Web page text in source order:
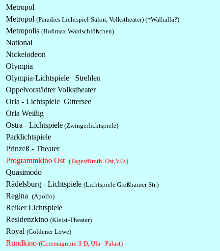
Metropol
Metropol (Paradies Lichtspiel-Salon, Volkstheater) (=Walhalla?)
Metropolis (Bofimax Waldschlößchen)
National
Nickelodeon
Olympia
Olympia-Lichtspiele Strehlen
Oppelvorstädter Volkstheater
Orla - Lichtspiele Gittersee
Orla Weißig
Ostra - Lichtspiele (Zwingerlichtspiele)
Parklichtspiele
Prinzeß - Theater
Programmkino Ost (Tagesfilmth. Ost,V.O.)
Quasimodo
Rädelsburg - Lichtspiele (Lichtspiele Großhainer Str.)
Regina (Apollo)
ReikerLichtspiele
Residenzkino (Kleist-Theater)
Royal (Goldener Löwe)
Rundkino (Cinemagnum 3-D, Ufa - Palast)